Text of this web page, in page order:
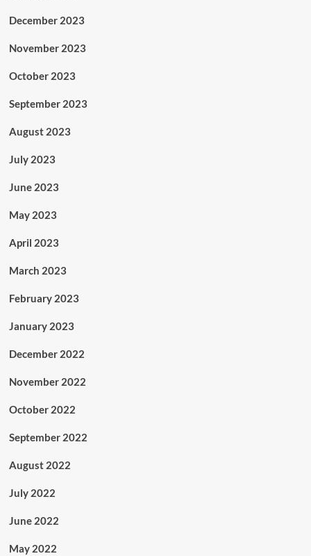
December 2023
November 2023
October 2023
September 2023
August 2023
July 2023
June 2023
May 2023
April 2023
March 2023
February 2023
January 2023
December 2022
November 2022
October 2022
September 2022
August 2022
July 2022
June 2022
May 2022